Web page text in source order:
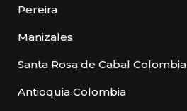
Pereira
Manizales
Santa Rosa de Cabal Colombia
Antioquia Colombia